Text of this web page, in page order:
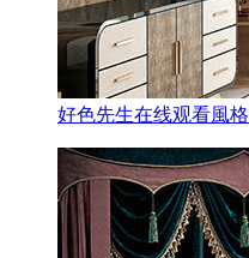
好色先生在线观看風格